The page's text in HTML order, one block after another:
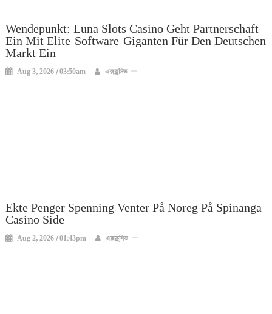
Wendepunkt: Luna Slots Casino Geht Partnerschaft
Ein Mit Elite-Software-Giganten Für Den Deutschen
Markt Ein
Aug 3, 2026 / 03:50am এক্সক্লুসিভ
Ekte Penger Spenning Venter På Noreg På Spinanga
Casino Side
Aug 2, 2026 / 01:43pm এক্সক্লুসিভ